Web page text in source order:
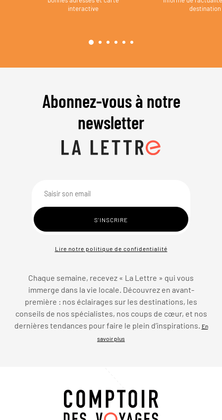
interactive
destination
Abonnez-vous à notre
newsletter
Lire notre politique de confidentialité
Chaque semaine, recevez « La Lettre » qui vous
immerge dans la vie locale. Découvrez en avant-
première : nos éclairages sur les destinations, les
conseils de nos spécialistes, nos coups de cœur, et nos
dernières tendances pour faire le plein d’inspirations.
En
savoir plus